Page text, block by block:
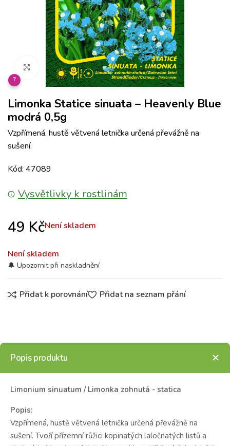
Klikněte pro zvětšení
?
Limonka Statice sinuata – Heavenly Blue
modrá 0,5g
Vzpřímená, hustě větvená letnička určená převážně na
sušení.
Kód: 47089
Vysvětlivky k rostlinám
49 KčNení skladem
Není skladem
Přidat k porovnání Přidat na seznam přání
Popis produktu
Limonium sinuatum / Limonka zohnutá - statica
Popis:
Vzpřímená, hustě větvená letnička určená převážně na
sušení. Tvoří přízemní růžici kopinatých laločnatých listů a